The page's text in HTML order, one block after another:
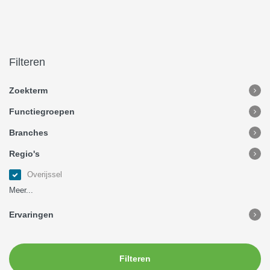
Filteren
Zoekterm
Functiegroepen
Branches
Regio's
Overijssel
Meer...
Ervaringen
Filteren